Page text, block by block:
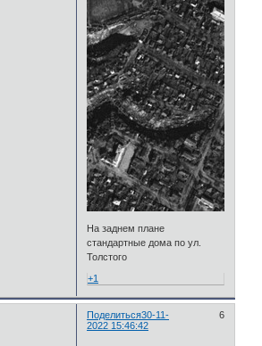
На заднем плане
стандартные дома по ул.
Толстого
+1
Поделиться 6
30-11-
2022 15:46:42